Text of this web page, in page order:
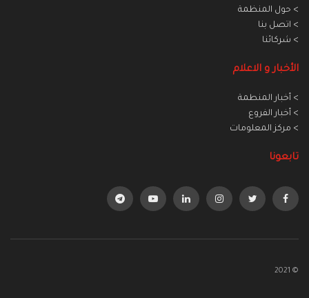
> حول المنظمة
> اتصل بنا
> شركائنا
الأخبار و الاعلام
> أخبار المنطمة
> أخبار الفروع
> مركز المعلومات
تابعونا
© 2021